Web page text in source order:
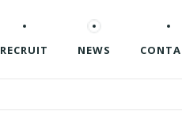
RECRUIT NEWS